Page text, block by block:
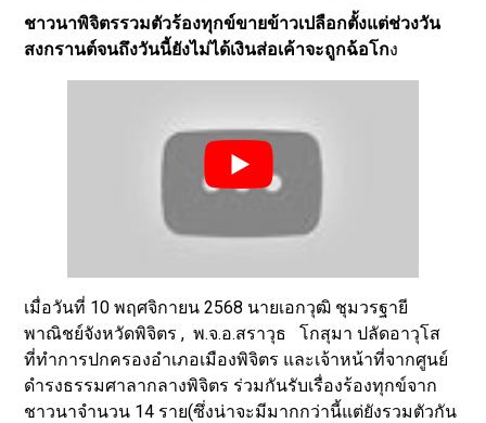
ชาวนาพิจิตรรวมตัวร้องทุกข์ขายข้าวเปลือกตั้งแต่ช่วงวัน
สงกรานต์จนถึงวันนี้ยังไม่ได้เงินส่อเค้าจะถูกฉ้อโกง
เมื่อวันที่ 10 พฤศจิกายน 2568 นายเอกวุฒิ ชุมวรฐายี
พาณิชย์จังหวัดพิจิตร , พ.จ.อ.สราวุธ โกสุมา ปลัดอาวุโส
ที่ทำการปกครองอำเภอเมืองพิจิตร และเจ้าหน้าที่จากศูนย์
ดำรงธรรมศาลากลางพิจิตร ร่วมกันรับเรื่องร้องทุกข์จาก
ชาวนาจำนวน 14 ราย(ซึ่งน่าจะมีมากกว่านี้แต่ยังรวมตัวกัน